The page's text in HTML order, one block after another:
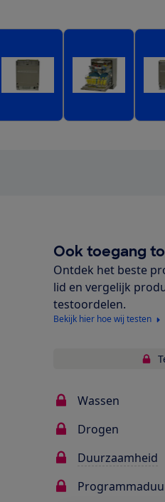
Ook toegang
Ontdek het beste
lid en vergelijk
testoordelen.
Bekijk hier hoe wij testen
Wassen
Drogen
Duurzaamheid